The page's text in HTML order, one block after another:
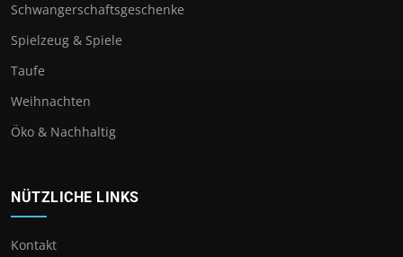
Schwangerschaftsgeschenke
Spielzeug & Spiele
Taufe
Weihnachten
Öko & Nachhaltig
NÜTZLICHE LINKS
Kontakt